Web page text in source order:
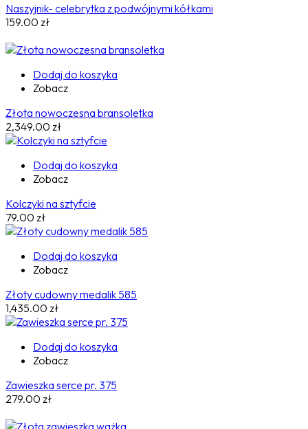
Naszyjnik- celebrytka z podwójnymi kółkami
159.00 zł
Dodaj do koszyka
Zobacz
Złota nowoczesna bransoletka
2,349.00 zł
Dodaj do koszyka
Zobacz
Kolczyki na sztyfcie
79.00 zł
Dodaj do koszyka
Zobacz
Złoty cudowny medalik 585
1,435.00 zł
Dodaj do koszyka
Zobacz
Zawieszka serce pr. 375
279.00 zł